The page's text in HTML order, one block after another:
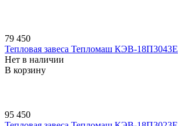
79 450
Тепловая завеса Тепломаш КЭВ-18П3043E
Нет в наличии
В корзину
95 450